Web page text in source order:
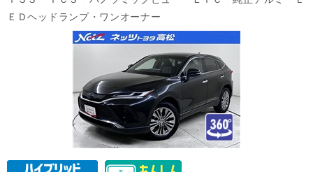
ＥＤヘッドランプ・ワンオーナー